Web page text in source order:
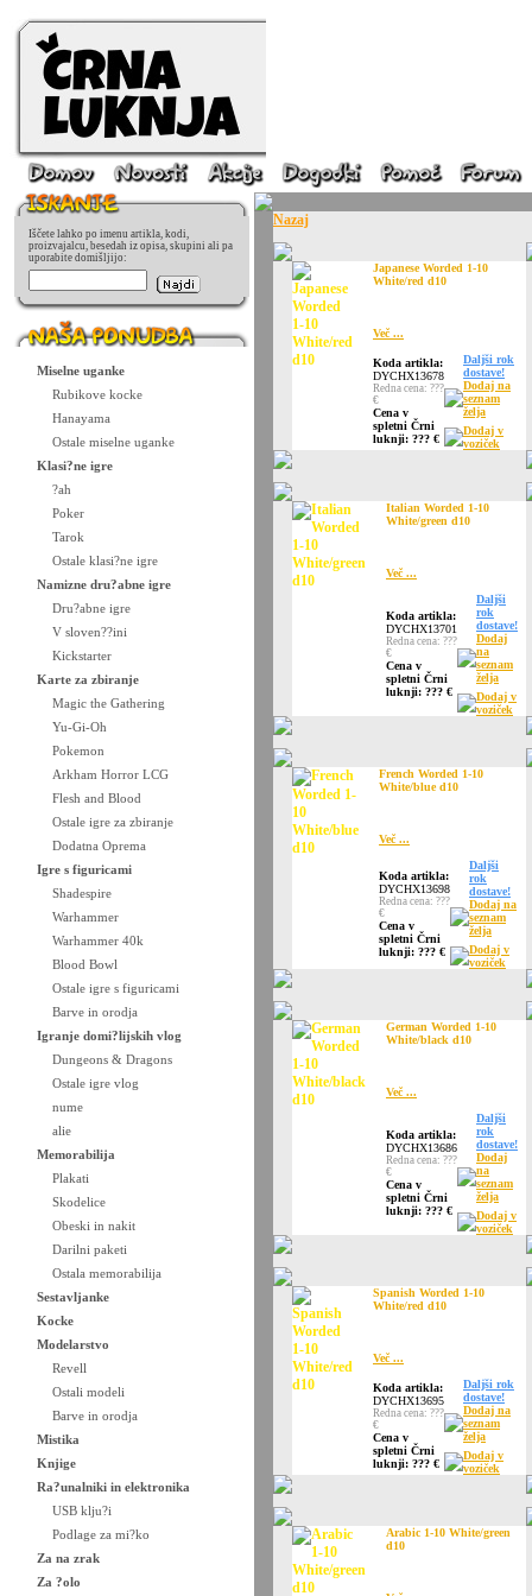
Iščete lahko po imenu artikla, kodi,
proizvajalcu, besedah iz opisa, skupini ali pa
uporabite domišljijo:
Miselne uganke
Rubikove kocke
Hanayama
Ostale miselne uganke
Klasi?ne igre
?ah
Poker
Tarok
Ostale klasi?ne igre
Namizne dru?abne igre
Dru?abne igre
V sloven??ini
Kickstarter
Karte za zbiranje
Magic the Gathering
Yu-Gi-Oh
Pokemon
Arkham Horror LCG
Flesh and Blood
Ostale igre za zbiranje
Dodatna Oprema
Igre s figuricami
Shadespire
Warhammer
Warhammer 40k
Blood Bowl
Ostale igre s figuricami
Barve in orodja
Igranje domi?lijskih vlog
Dungeons & Dragons
Ostale igre vlog
nume
alie
Memorabilija
Plakati
Skodelice
Obeski in nakit
Darilni paketi
Ostala memorabilija
Sestavljanke
Kocke
Modelarstvo
Revell
Ostali modeli
Barve in orodja
Mistika
Knjige
Ra?unalniki in elektronika
USB klju?i
Podlage za mi?ko
Za na zrak
Za ?olo
Nazaj
Japanese Worded 1-10
White/red d10
Več ...
Koda artikla:
DYCHX13678
Redna cena: ???
€
Cena v
spletni Črni
luknji: ??? €
Daljši rok
dostave!
Dodaj na
seznam
želja
Dodaj v
voziček
Italian Worded 1-10
White/green d10
Več ...
Koda artikla:
DYCHX13701
Redna cena: ???
€
Cena v
spletni Črni
luknji: ??? €
Daljši
rok
dostave!
Dodaj
na
seznam
želja
Dodaj v
voziček
French Worded 1-10
White/blue d10
Več ...
Koda artikla:
DYCHX13698
Redna cena: ???
€
Cena v
spletni Črni
luknji: ??? €
Daljši
rok
dostave!
Dodaj na
seznam
želja
Dodaj v
voziček
German Worded 1-10
White/black d10
Več ...
Koda artikla:
DYCHX13686
Redna cena: ???
€
Cena v
spletni Črni
luknji: ??? €
Daljši
rok
dostave!
Dodaj
na
seznam
želja
Dodaj v
voziček
Spanish Worded 1-10
White/red d10
Več ...
Koda artikla:
DYCHX13695
Redna cena: ???
€
Cena v
spletni Črni
luknji: ??? €
Daljši rok
dostave!
Dodaj na
seznam
želja
Dodaj v
voziček
Arabic 1-10 White/green
d10